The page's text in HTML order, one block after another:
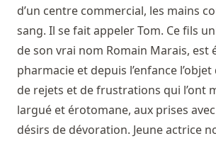
d’un centre commercial, les mains
sang. Il se fait appeler Tom. Ce fils
de son vrai nom Romain Marais, est
pharmacie et depuis l’enfance
de rejets et de frustrations qui l’ont
largué et érotomane, aux prises avec
désirs de dévoration. Jeune actrice